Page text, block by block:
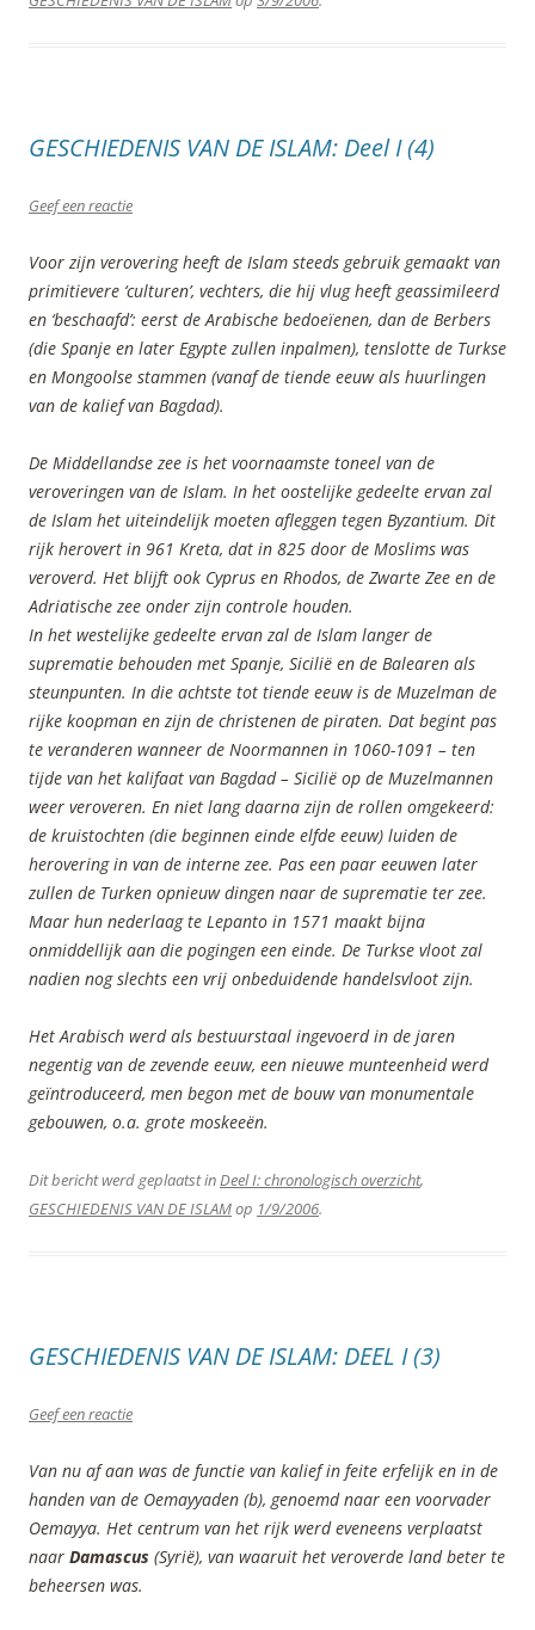
GESCHIEDENIS VAN DE ISLAM: Deel I (4)
Geef een reactie
Voor zijn verovering heeft de Islam steeds gebruik gemaakt van
primitievere ‘culturen’, vechters, die hij vlug heeft geassimileerd
en ‘beschaafd’: eerst de Arabische bedoeïenen, dan de Berbers
(die Spanje en later Egypte zullen inpalmen), tenslotte de Turkse
en Mongoolse stammen (vanaf de tiende eeuw als huurlingen
van de kalief van Bagdad).
De Middellandse zee is het voornaamste toneel van de
veroveringen van de Islam. In het oostelijke gedeelte ervan zal
de Islam het uiteindelijk moeten afleggen tegen Byzantium. Dit
rijk herovert in 961 Kreta, dat in 825 door de Moslims was
veroverd. Het blijft ook Cyprus en Rhodos, de Zwarte Zee en de
Adriatische zee onder zijn controle houden.
In het westelijke gedeelte ervan zal de Islam langer de
suprematie behouden met Spanje, Sicilië en de Balearen als
steunpunten. In die achtste tot tiende eeuw is de Muzelman de
rijke koopman en zijn de christenen de piraten. Dat begint pas
te veranderen wanneer de Noormannen in 1060-1091 – ten
tijde van het kalifaat van Bagdad – Sicilië op de Muzelmannen
weer veroveren. En niet lang daarna zijn de rollen omgekeerd:
de kruistochten (die beginnen einde elfde eeuw) luiden de
herovering in van de interne zee. Pas een paar eeuwen later
zullen de Turken opnieuw dingen naar de suprematie ter zee.
Maar hun nederlaag te Lepanto in 1571 maakt bijna
onmiddellijk aan die pogingen een einde. De Turkse vloot zal
nadien nog slechts een vrij onbeduidende handelsvloot zijn.
Het Arabisch werd als bestuurstaal ingevoerd in de jaren
negentig van de zevende eeuw, een nieuwe munteenheid werd
geïntroduceerd, men begon met de bouw van monumentale
gebouwen, o.a. grote moskeeën.
Dit bericht werd geplaatst inDeel I: chronologisch overzicht,
GESCHIEDENIS VAN DE ISLAMop 1/9/2006.
GESCHIEDENIS VAN DE ISLAM: DEEL I (3)
Geef een reactie
Van nu af aan was de functie van kalief in feite erfelijk en in de
handen van de Oemayyaden (b), genoemd naar een voorvader
Oemayya. Het centrum van het rijk werd eveneens verplaatst
naar Damascus (Syrië), van waaruit het veroverde land beter te
beheersen was.